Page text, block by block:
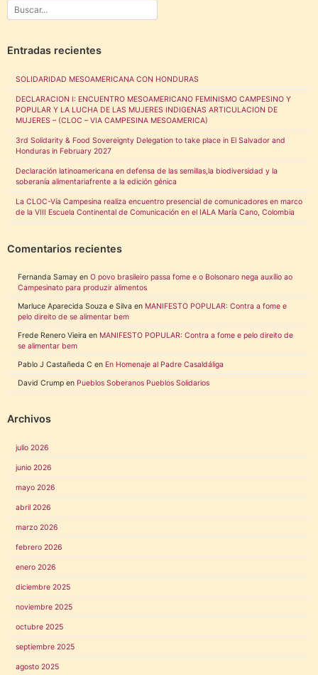
Entradas recientes
SOLIDARIDAD MESOAMERICANA CON HONDURAS
DECLARACION I: ENCUENTRO MESOAMERICANO FEMINISMO CAMPESINO Y
POPULAR Y LA LUCHA DE LAS MUJERES INDIGENAS ARTICULACION DE
MUJERES – (CLOC – VIA CAMPESINA MESOAMERICA)
3rd Solidarity & Food Sovereignty Delegation to take place in El Salvador and
Honduras in February 2027
Declaración latinoamericana en defensa de las semillas,la biodiversidad y la
soberanía alimentariafrente a la edición génica
La CLOC-Vía Campesina realiza encuentro presencial de comunicadores en marco
de la VIII Escuela Continental de Comunicación en el IALA María Cano, Colombia
Comentarios recientes
Fernanda Samay en O povo brasileiro passa fome e o Bolsonaro nega auxílio ao
Campesinato para produzir alimentos
Marluce Aparecida Souza e Silva en MANIFESTO POPULAR: Contra a fome e
pelo direito de se alimentar bem
Frede Renero Vieira en MANIFESTO POPULAR: Contra a fome e pelo direito de
se alimentar bem
Pablo J Castañeda C en En Homenaje al Padre Casaldáliga
David Crump en Pueblos Soberanos Pueblos Solidarios
Archivos
julio 2026
junio 2026
mayo 2026
abril 2026
marzo 2026
febrero 2026
enero 2026
diciembre 2025
noviembre 2025
octubre 2025
septiembre 2025
agosto 2025